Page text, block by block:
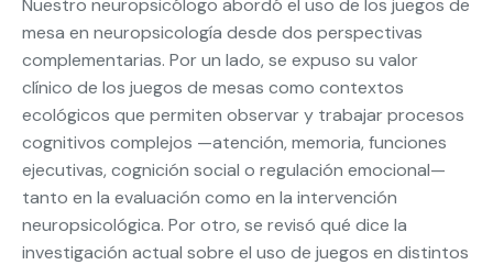
Nuestro neuropsicólogo abordó el uso de los juegos de
mesa en neuropsicología desde dos perspectivas
complementarias. Por un lado, se expuso su valor
clínico de los juegos de mesas como contextos
ecológicos que permiten observar y trabajar procesos
cognitivos complejos —atención, memoria, funciones
ejecutivas, cognición social o regulación emocional—
tanto en la evaluación como en la intervención
neuropsicológica. Por otro, se revisó qué dice la
investigación actual sobre el uso de juegos en distintos